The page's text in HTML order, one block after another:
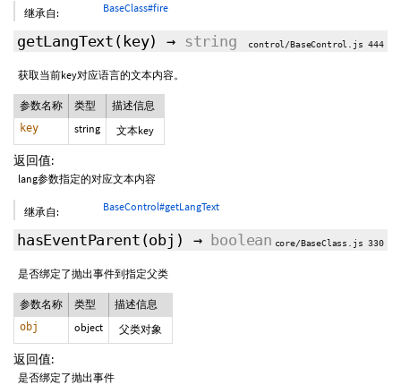
继承自: BaseClass#fire
getLangText (key) → string control/BaseControl.js 444
获取当前key对应语言的文本内容。
参数名称 类型 描述信息
key string 文本key
返回值:
lang参数指定的对应文本内容
继承自: BaseControl#getLangText
hasEventParent (obj) → boolean core/BaseClass.js 330
是否绑定了抛出事件到指定父类
参数名称 类型 描述信息
obj object 父类对象
返回值:
是否绑定了抛出事件